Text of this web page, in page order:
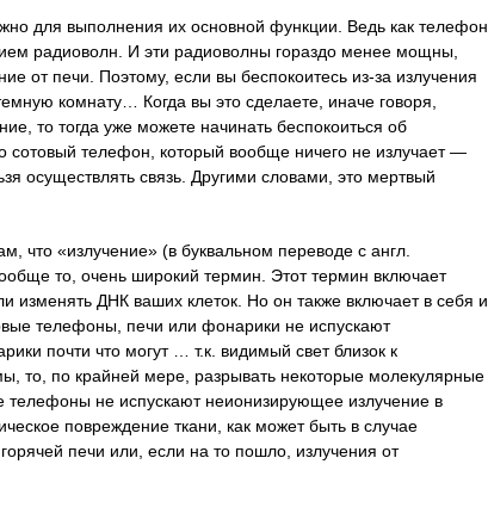
для выполнения их основной функции. Ведь как телефон
радиоволн. И эти радиоволны гораздо менее мощны,
от печи. Поэтому, если вы беспокоитесь из-за излучения
комнату… Когда вы это сделаете, иначе говоря,
то тогда уже можете начинать беспокоиться об
сотовый телефон, который вообще ничего не излучает —
осуществлять связь. Другими словами, это мертвый
что «излучение» (в буквальном переводе с англ.
то, очень широкий термин. Этот термин включает
изменять ДНК ваших клеток. Но он также включает в себя и
телефоны, печи или фонарики не испускают
почти что могут … т.к. видимый свет близок к
то, по крайней мере, разрывать некоторые молекулярные
телефоны не испускают неионизирующее излучение в
повреждение ткани, как может быть в случае
печи или, если на то пошло, излучения от